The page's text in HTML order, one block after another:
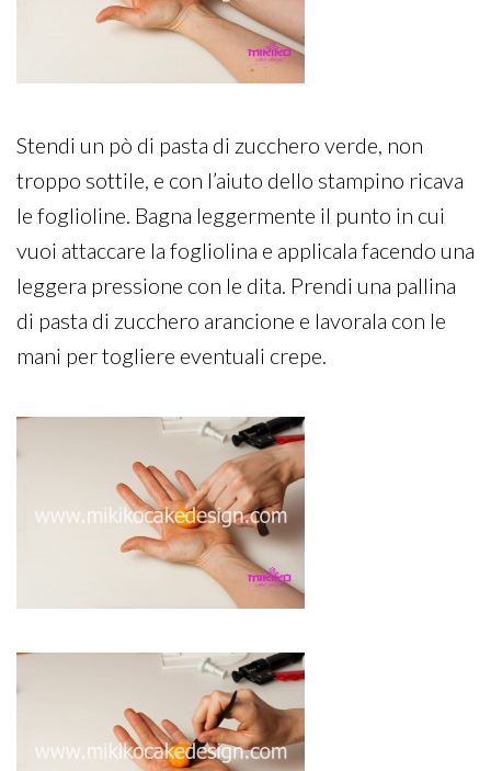
Stendi un pò di pasta di zucchero verde, non
troppo sottile, e con l’aiuto dello stampino ricava
le foglioline. Bagna leggermente il punto in cui
vuoi attaccare la fogliolina e applicala facendo una
leggera pressione con le dita. Prendi una pallina
di pasta di zucchero arancione e lavorala con le
mani per togliere eventuali crepe.